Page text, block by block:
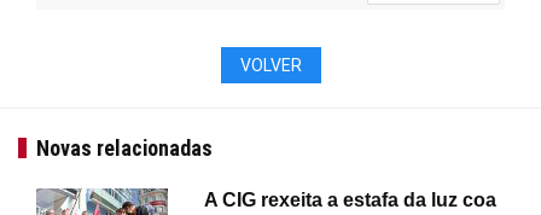
VOLVER
Novas relacionadas
A CIG rexeita a estafa da luz coa